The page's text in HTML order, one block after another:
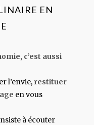
EN
c’est aussi
l’envie, restituer
en vous
à écouter